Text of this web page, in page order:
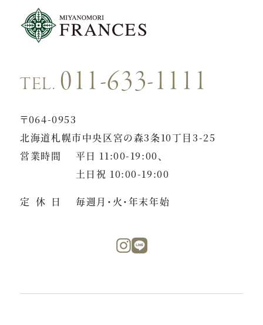
TEL. 011-633-1111
〒064-0953
北海道札幌市中央区宮の森3条10丁目3-25
営業時間
平日 11:00-19:00、
土日祝 10:00-19:00
定休日 毎週月・火・年末年始